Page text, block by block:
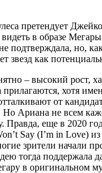
претендует
видеть в образе
подтверждала, но,
звезд как
– высокий рост,
хотя
от
Ариана не всем
Правда, еще в 2020
Say (I’m in Love) из
зрители начали
тогда поддержала
в оригинальном